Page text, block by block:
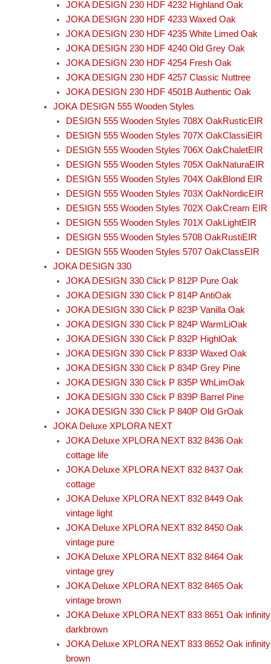
JOKA DESIGN 230 HDF 4232 Highland Oak
JOKA DESIGN 230 HDF 4233 Waxed Oak
JOKA DESIGN 230 HDF 4235 White Limed Oak
JOKA DESIGN 230 HDF 4240 Old Grey Oak
JOKA DESIGN 230 HDF 4254 Fresh Oak
JOKA DESIGN 230 HDF 4257 Classic Nuttree
JOKA DESIGN 230 HDF 4501B Authentic Oak
JOKA DESIGN 555 Wooden Styles
DESIGN 555 Wooden Styles 708X OakRusticEIR
DESIGN 555 Wooden Styles 707X OakClassiEIR
DESIGN 555 Wooden Styles 706X OakChaletEIR
DESIGN 555 Wooden Styles 705X OakNaturaEIR
DESIGN 555 Wooden Styles 704X OakBlond EIR
DESIGN 555 Wooden Styles 703X OakNordicEIR
DESIGN 555 Wooden Styles 702X OakCream EIR
DESIGN 555 Wooden Styles 701X OakLightEIR
DESIGN 555 Wooden Styles 5708 OakRustiEIR
DESIGN 555 Wooden Styles 5707 OakClassEIR
JOKA DESIGN 330
JOKA DESIGN 330 Click P 812P Pure Oak
JOKA DESIGN 330 Click P 814P AntiOak
JOKA DESIGN 330 Click P 823P Vanilla Oak
JOKA DESIGN 330 Click P 824P WarmLiOak
JOKA DESIGN 330 Click P 832P HighlOak
JOKA DESIGN 330 Click P 833P Waxed Oak
JOKA DESIGN 330 Click P 834P Grey Pine
JOKA DESIGN 330 Click P 835P WhLimOak
JOKA DESIGN 330 Click P 839P Barrel Pine
JOKA DESIGN 330 Click P 840P Old GrOak
JOKA Deluxe XPLORA NEXT
JOKA Deluxe XPLORA NEXT 832 8436 Oak
cottage life
JOKA Deluxe XPLORA NEXT 832 8437 Oak
cottage
JOKA Deluxe XPLORA NEXT 832 8449 Oak
vintage light
JOKA Deluxe XPLORA NEXT 832 8450 Oak
vintage pure
JOKA Deluxe XPLORA NEXT 832 8464 Oak
vintage grey
JOKA Deluxe XPLORA NEXT 832 8465 Oak
vintage brown
JOKA Deluxe XPLORA NEXT 833 8651 Oak infinity
darkbrown
JOKA Deluxe XPLORA NEXT 833 8652 Oak infinity
brown